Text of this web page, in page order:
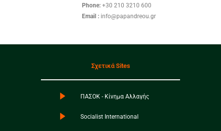
Phone: +30 210 3210 600
Email : info@papandreou.gr
Σχετικά Sites
ΠΑΣΟΚ - Κίνημα Αλλαγής
Socialist International